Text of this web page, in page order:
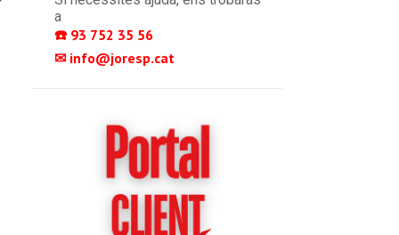
a
☎️ 93 752 35 56
✉ info@joresp.cat